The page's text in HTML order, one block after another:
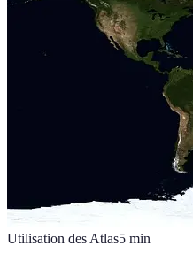
Utilisation des Atlas5 min